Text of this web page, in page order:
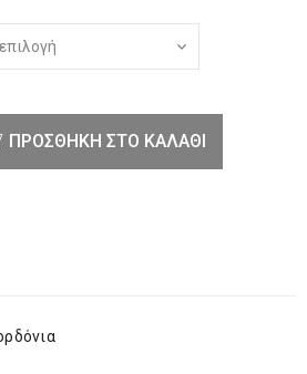
ΠΡΟΣΘΉΚΗ ΣΤΟ ΚΑΛΆΘΙ